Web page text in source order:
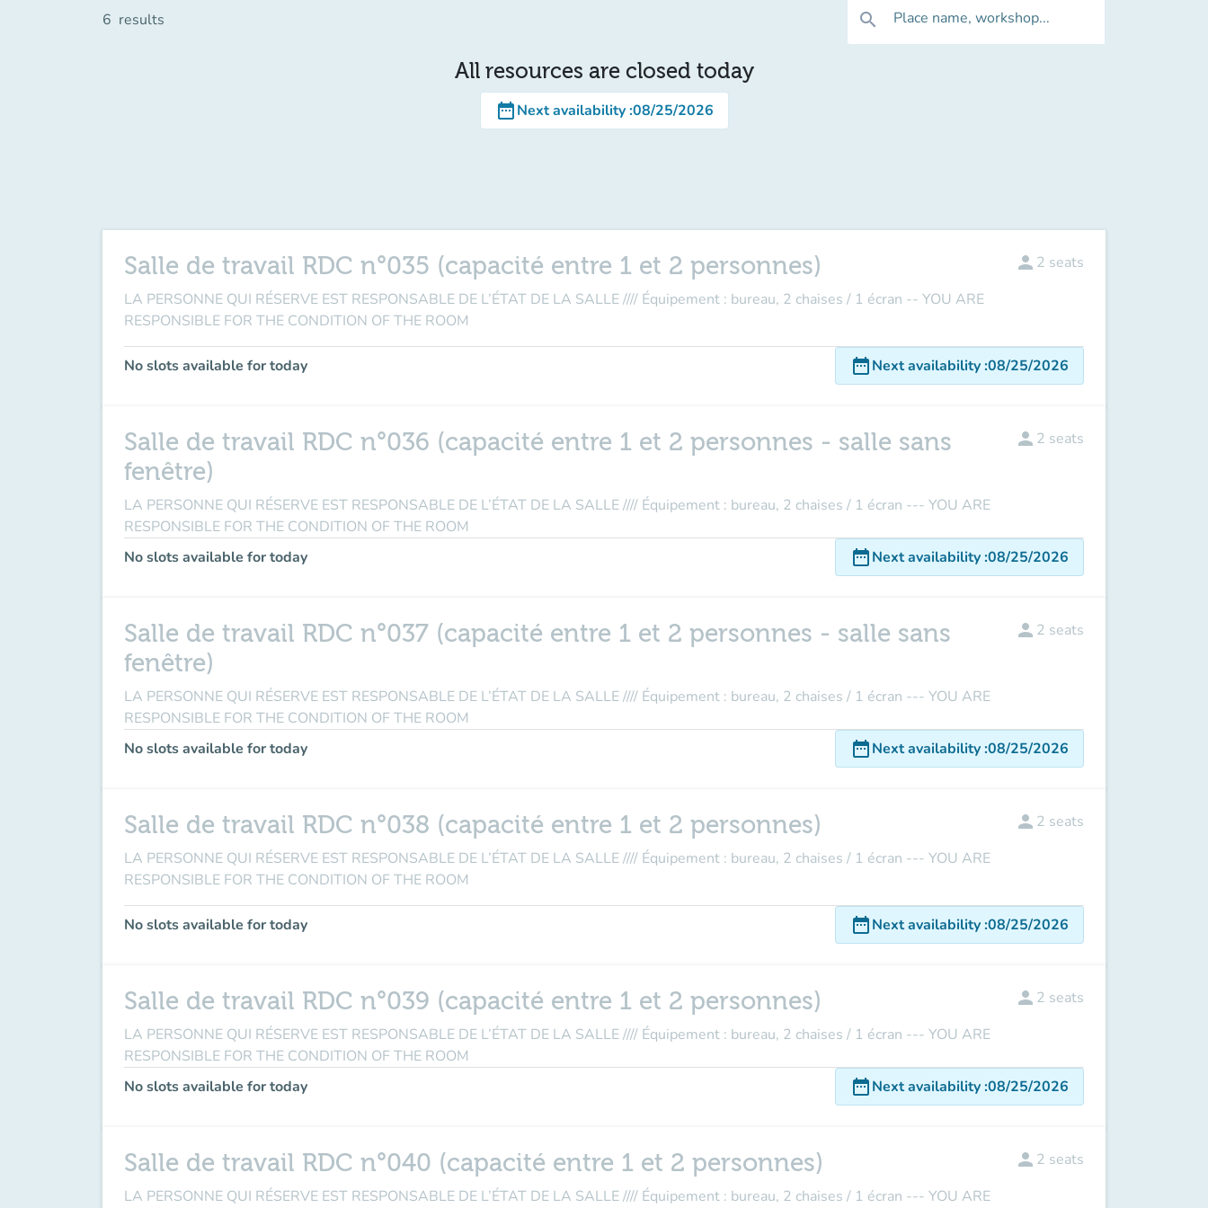
6 results search Place name, workshop...
All resources are closed today
date_rangeNext availability:08/25/2026
Salle de travail RDC n°035 (capacité entre 1 et 2 personnes)
LA PERSONNE QUI RÉSERVE EST RESPONSABLE DE L’ÉTAT DE LA SALLE //// Équipement : bureau, 2 chaises / 1 écran -- YOU ARE
RESPONSIBLE FOR THE CONDITION OF THE ROOM
person 2 seats
No slots available for today date_rangeNext availability:08/25/2026
Salle de travail RDC n°036 (capacité entre 1 et 2 personnes - salle sans
fenêtre)
LA PERSONNE QUI RÉSERVE EST RESPONSABLE DE L’ÉTAT DE LA SALLE //// Équipement : bureau, 2 chaises / 1 écran --- YOU ARE
RESPONSIBLE FOR THE CONDITION OF THE ROOM
person 2 seats
No slots available for today date_rangeNext availability:08/25/2026
Salle de travail RDC n°037 (capacité entre 1 et 2 personnes - salle sans
fenêtre)
LA PERSONNE QUI RÉSERVE EST RESPONSABLE DE L’ÉTAT DE LA SALLE //// Équipement : bureau, 2 chaises / 1 écran --- YOU ARE
RESPONSIBLE FOR THE CONDITION OF THE ROOM
person 2 seats
No slots available for today date_rangeNext availability:08/25/2026
Salle de travail RDC n°038 (capacité entre 1 et 2 personnes)
LA PERSONNE QUI RÉSERVE EST RESPONSABLE DE L’ÉTAT DE LA SALLE //// Équipement : bureau, 2 chaises / 1 écran --- YOU ARE
RESPONSIBLE FOR THE CONDITION OF THE ROOM
person 2 seats
No slots available for today date_rangeNext availability:08/25/2026
Salle de travail RDC n°039 (capacité entre 1 et 2 personnes)
LA PERSONNE QUI RÉSERVE EST RESPONSABLE DE L’ÉTAT DE LA SALLE //// Équipement : bureau, 2 chaises / 1 écran --- YOU ARE
RESPONSIBLE FOR THE CONDITION OF THE ROOM
person 2 seats
No slots available for today date_rangeNext availability:08/25/2026
Salle de travail RDC n°040 (capacité entre 1 et 2 personnes)
LA PERSONNE QUI RÉSERVE EST RESPONSABLE DE L’ÉTAT DE LA SALLE //// Équipement : bureau, 2 chaises / 1 écran --- YOU ARE
person 2 seats